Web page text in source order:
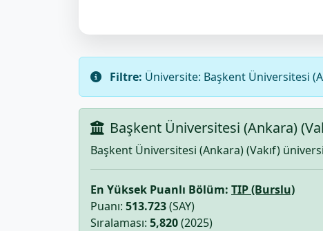
Filtre: Üniversite: Başkent Üniversitesi
Başkent Üniversitesi (Ankara)
Başkent Üniversitesi (Ankara) (Vakıf)
En Yüksek Puanlı Bölüm: TIP (Burslu)
Puanı: 513.723(SAY)
Sıralaması: 5,820(2025)